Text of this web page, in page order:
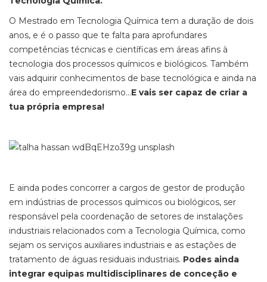
O Mestrado em Tecnologia Química tem a duração de dois
anos, e é o passo que te falta para aprofundares
competências técnicas e científicas em áreas afins à
tecnologia dos processos químicos e biológicos. Também
vais adquirir conhecimentos de base tecnológica e ainda na
área do empreendedorismo…E vais ser capaz de criar a
tua própria empresa!
E ainda podes concorrer a cargos de gestor de produção
em indústrias de processos químicos ou biológicos, ser
responsável pela coordenação de setores de instalações
industriais relacionados com a Tecnologia Química, como
sejam os serviços auxiliares industriais e as estações de
tratamento de águas residuais industriais. Podes ainda
integrar equipas multidisciplinares de conceção e